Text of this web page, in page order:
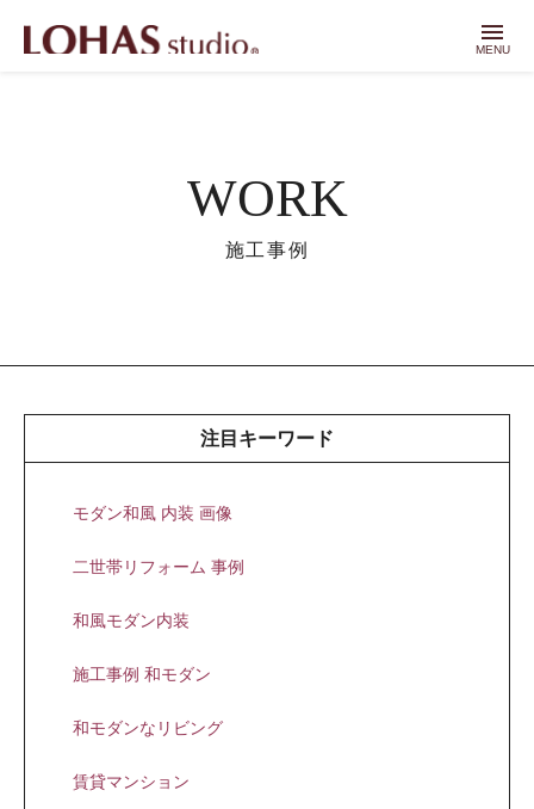
menu
MENU
WORK
施工事例
注目キーワード
モダン和風 内装 画像
二世帯リフォーム 事例
和風モダン内装
施工事例 和モダン
和モダンなリビング
賃貸マンション